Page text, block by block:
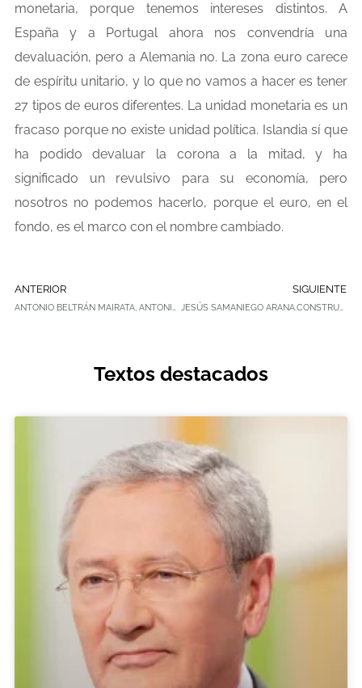
monetaria, porque tenemos intereses distintos. A
España y a Portugal ahora nos convendría una
devaluación, pero a Alemania no. La zona euro carece
de espíritu unitario, y lo que no vamos a hacer es tener
27 tipos de euros diferentes. La unidad monetaria es un
fracaso porque no existe unidad política. Islandia sí que
ha podido devaluar la corona a la mitad, y ha
significado un revulsivo para su economía, pero
nosotros no podemos hacerlo, porque el euro, en el
fondo, es el marco con el nombre cambiado.
ANTERIOR
ANTONIO BELTRÁN MAIRATA, ANTONIO BELTRÁN AMENGUAL Y FRANCISCA BELTRÁN AMENGUAL
SIGUIENTE
JESÚS SAMANIEGO ARANA.CONSTRUCCIONES SAMANIEGO Viana (Navarra)
Textos destacados